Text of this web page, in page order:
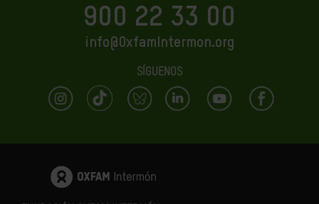
900 22 33 00
info@OxfamIntermon.org
SÍGUENOS